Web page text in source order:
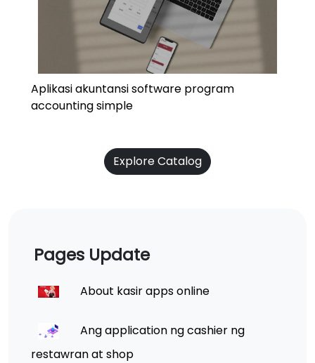
Aplikasi akuntansi software program
accounting simple
Explore Catalog
Pages Update
About kasir apps online
Ang application ng cashier ng
restawran at shop